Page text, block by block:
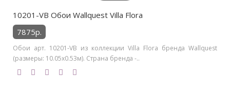
10201-VB Обои Wallquest Villa Flora
7875р.
Обои арт. 10201-VB из коллекции Villa Flora бренда Wallquest
(размеры: 10.05х0.53м). Страна бренда -..